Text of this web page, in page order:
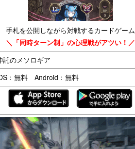
手札を公開しながら対戦するカードゲーム
＼「同時ターン制」の心理戦がアツい！／
託のメソロギア
：無料 Android：無料